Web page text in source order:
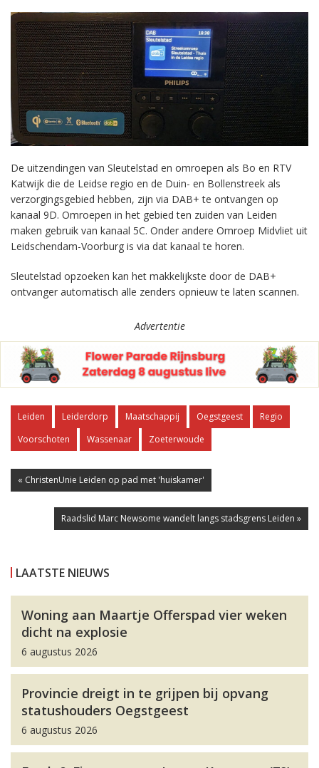
De uitzendingen van Sleutelstad en omroepen als Bo en RTV
Katwijk die de Leidse regio en de Duin- en Bollenstreek als
verzorgingsgebied hebben, zijn via DAB+ te ontvangen op
kanaal 9D. Omroepen in het gebied ten zuiden van Leiden
maken gebruik van kanaal 5C. Onder andere Omroep Midvliet uit
Leidschendam-Voorburg is via dat kanaal te horen.
Sleutelstad opzoeken kan het makkelijkste door de DAB+
ontvanger automatisch alle zenders opnieuw te laten scannen.
Advertentie
Leiden Leiderdorp Maatschappij Oegstgeest
Regio
Voorschoten
Wassenaar Zoeterwoude
« ChristenUnie Leiden op pad met 'huiskamer'
Raadslid Marc Newsome wandelt langs stadsgrens Leiden »
LAATSTE NIEUWS
Woning aan Maartje Offerspad vier weken
dicht na explosie
6 augustus 2026
Provincie dreigt in te grijpen bij opvang
statushouders Oegstgeest
6 augustus 2026